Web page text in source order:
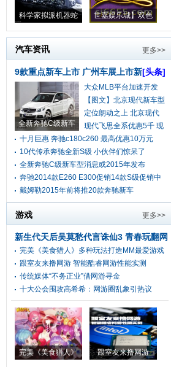
科学家拟派机器蛇 世嘉娱乐城】双色
汽车资讯 更多>>
9款重点新车上市 广州车展上市新[头条]
全新奔驰C级新车
大众MLB平台加速开发
将【图文】北京现代新车型
定位朗动之上 北京现代
现代飞思全系优惠5千 现
十月巨惠 奔驰c180c260 最高优惠10万元
10代传承奔驰全新S级 小伙伴们惊呆了
全新奔驰C级新车型消息或2015年发布
奔驰2014款E260 E300促销14款S级促销中
戴姆勒2015年前将推20款奔驰新车
游戏 更多>>
新生代天后吴莫愁代言诛仙3 青春玩翻网
游传统[头条]
完美《美食猎人》多种玩法打造MM最爱游戏
跟室友来撸网游 智能酷睿网游性能实测
传统媒体“不务正业”借网游寻金
十大公会围攻高希希：网游圈乱象引热议
完美《美食猎人》 跟室友来撸网游